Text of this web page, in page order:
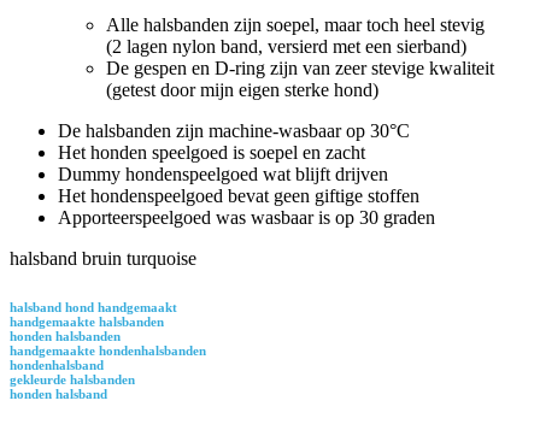
Alle halsbanden zijn soepel, maar toch heel stevig
(2 lagen nylon band, versierd met een sierband)
De gespen en D-ring zijn van zeer stevige kwaliteit
(getest door mijn eigen sterke hond)
De halsbanden zijn machine-wasbaar op 30°C
Het honden speelgoed is soepel en zacht
Dummy hondenspeelgoed wat blijft drijven
Het hondenspeelgoed bevat geen giftige stoffen
Apporteerspeelgoed was wasbaar is op 30 graden
halsband bruin turquoise
halsband hond handgemaakt
handgemaakte halsbanden
honden halsbanden
handgemaakte hondenhalsbanden
hondenhalsband
gekleurde halsbanden
honden halsband